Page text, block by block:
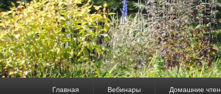
Главная Вебинары Домашние